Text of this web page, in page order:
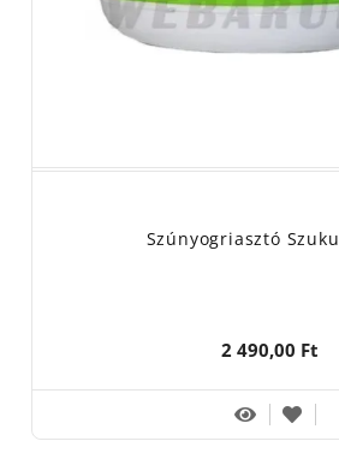
Szúnyogriasztó
2 490,00 Ft